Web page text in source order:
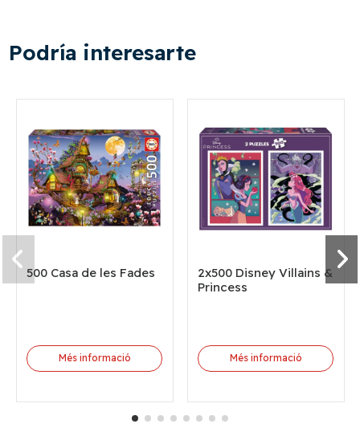
Podría interesarte
500 Casa de les Fades
Més informació
2x500 Disney Villains &
Princess
Més informació